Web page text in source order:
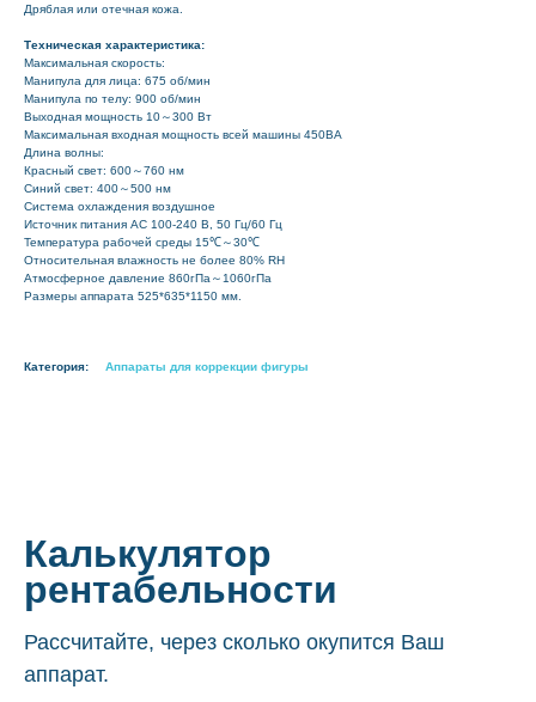
Дряблая или отечная кожа.
Техническая характеристика:
Максимальная скорость:
Манипула для лица: 675 об/мин
Манипула по телу: 900 об/мин
Выходная мощность 10～300 Вт
Максимальная входная мощность всей машины 450ВА
Длина волны:
Красный свет: 600～760 нм
Синий свет: 400～500 нм
Система охлаждения воздушное
Источник питания AC 100-240 В, 50 Гц/60 Гц
Температура рабочей среды 15℃～30℃
Относительная влажность не более 80% RH
Атмосферное давление 860гПа～1060гПа
Размеры аппарата 525*635*1150 мм.
Категория: Аппараты для коррекции фигуры
Калькулятор
рентабельности
Рассчитайте, через сколько окупится Ваш
аппарат.